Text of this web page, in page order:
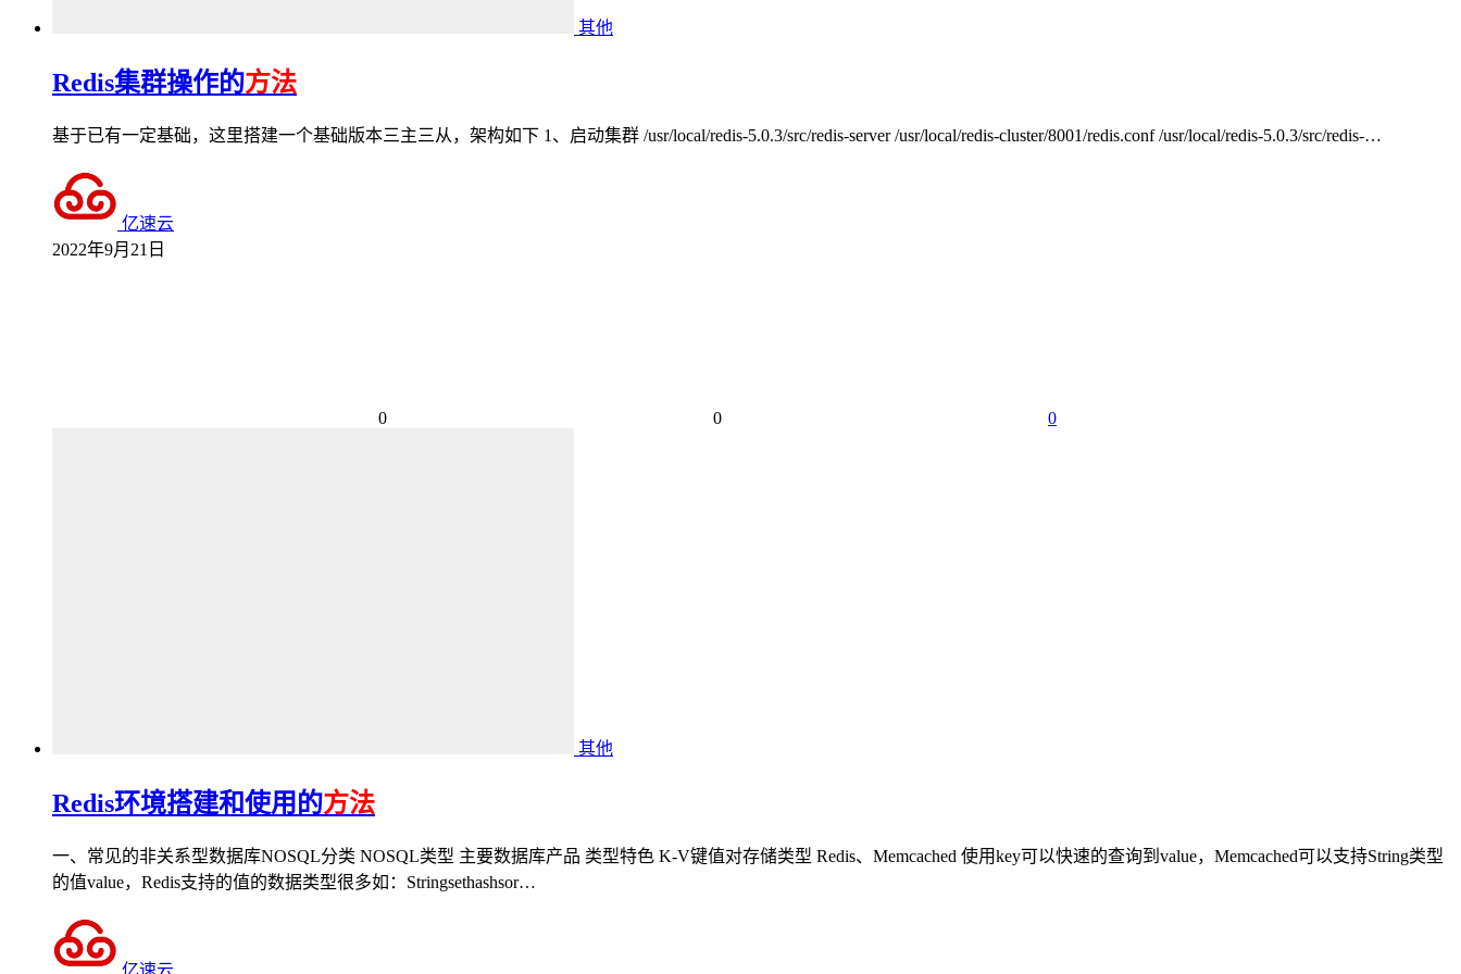
其他
Redis集群操作的方法
基于已有一定基础，这里搭建一个基础版本三主三从，架构如下 1、启动集群 /usr/local/redis‐5.0.3/src/redis‐server /usr/local/redis‐cluster/8001/redis.conf /usr/local/redis‐5.0.3/src/redis‐…
亿速云
2022年9月21日
0 0 0
其他
Redis环境搭建和使用的方法
一、常见的非关系型数据库NOSQL分类 NOSQL类型 主要数据库产品 类型特色 K-V键值对存储类型 Redis、Memcached 使用key可以快速的查询到value，Memcached可以支持String类型
的值value，Redis支持的值的数据类型很多如：Stringsethashsor…
亿速云